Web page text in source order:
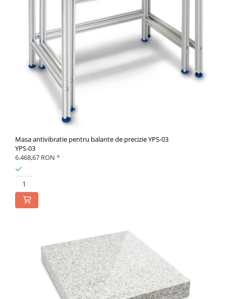
Masa antivibratie pentru balante de precizie YPS-03
YPS-03
6.468,67 RON *